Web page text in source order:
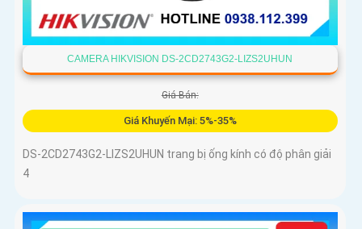
CAMERA HIKVISION DS-2CD2743G2-LIZS2UHUN
Giá Bán:
Giá Khuyến Mại: 5%-35%
DS-2CD2743G2-LIZS2UHUN trang bị ống kính có độ phân giải
4